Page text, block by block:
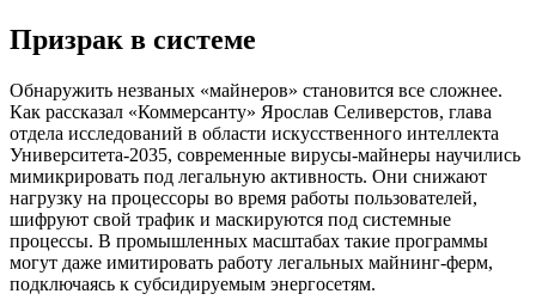
Призрак в системе
Обнаружить незваных «майнеров» становится все сложнее.
Как рассказал «Коммерсанту» Ярослав Селиверстов, глава
отдела исследований в области искусственного интеллекта
Университета-2035, современные вирусы-майнеры научились
мимикрировать под легальную активность. Они снижают
нагрузку на процессоры во время работы пользователей,
шифруют свой трафик и маскируются под системные
процессы. В промышленных масштабах такие программы
могут даже имитировать работу легальных майнинг-ферм,
подключаясь к субсидируемым энергосетям.